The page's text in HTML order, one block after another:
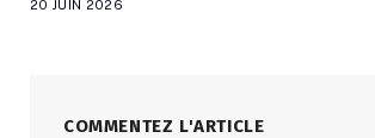
20 JUIN 2026
COMMENTEZ L'ARTICLE